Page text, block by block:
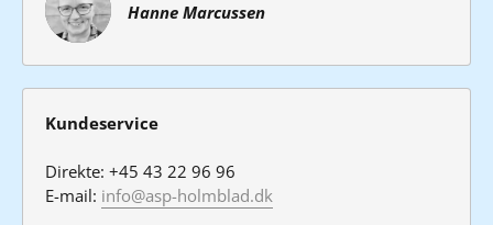
Hanne Marcussen
Kundeservice
Direkte: +45 43 22 96 96
E-mail: info@asp-holmblad.dk